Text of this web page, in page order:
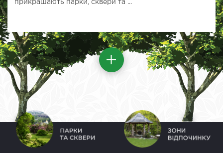
прикрашають парки, сквери та ...